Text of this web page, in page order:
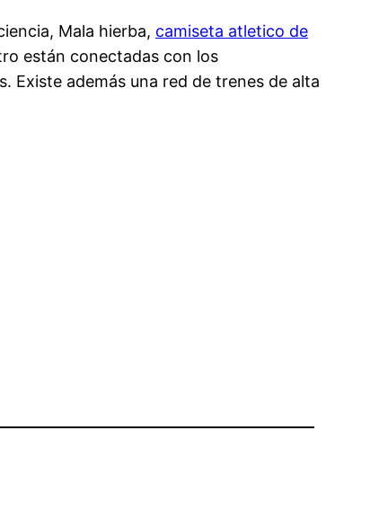
Mala hierba, camiseta atletico de
están conectadas con los
Existe además una red de trenes de alta